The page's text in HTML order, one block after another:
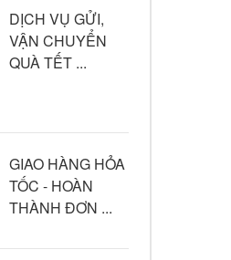
DỊCH VỤ GỬI,
VẬN CHUYỂN
QUÀ TẾT ...
GIAO HÀNG HỎA
TỐC - HOÀN
THÀNH ĐƠN ...